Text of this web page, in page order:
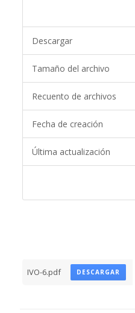
Descargar
Tamaño del archivo
Recuento de archivos
Fecha de creación
Última actualización
IVO-6.pdf DESCARGAR